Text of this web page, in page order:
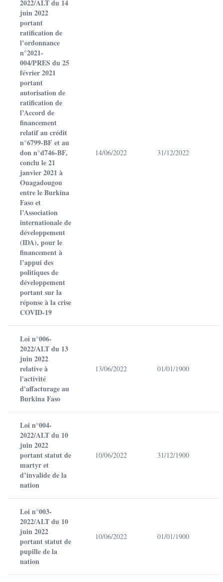
2022/ALT du 14
juin 2022
portant
ratification de
l’ordonnance
n°2021-
004/PRES du 25
février 2021
portant
autorisation de
ratification de
l’Accord de
financement
relatif au crédit
n°6799-BF et au
don n°d746-BF,
conclu le 21
janvier 2021 à
Ouagadougou
entre le Burkina
Faso et
l’Association
internationale de
développement
(IDA), pour le
financement à
l’appui des
politiques de
développement
portant sur la
réponse à la crise
COVID-19
14/06/2022 31/12/2022
Loi n°006-
2022/ALT du 13
juin 2022
relative à
l'activité
d'affacturage au
Burkina Faso
13/06/2022 01/01/1900
Loi n°004-
2022/ALT du 10
juin 2022
portant statut de
martyr et
d’invalide de la
nation
10/06/2022 31/12/1900
Loi n°003-
2022/ALT du 10
juin 2022
portant statut de
pupille de la
nation
10/06/2022 01/01/1900